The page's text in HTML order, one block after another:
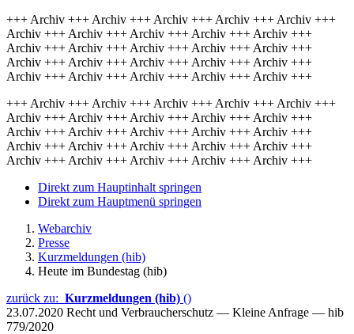
+++ Archiv +++ Archiv +++ Archiv +++ Archiv +++ Archiv +++
Archiv +++ Archiv +++ Archiv +++ Archiv +++ Archiv +++
Archiv +++ Archiv +++ Archiv +++ Archiv +++ Archiv +++
Archiv +++ Archiv +++ Archiv +++ Archiv +++ Archiv +++
Archiv +++ Archiv +++ Archiv +++ Archiv +++ Archiv +++
+++ Archiv +++ Archiv +++ Archiv +++ Archiv +++ Archiv +++
Archiv +++ Archiv +++ Archiv +++ Archiv +++ Archiv +++
Archiv +++ Archiv +++ Archiv +++ Archiv +++ Archiv +++
Archiv +++ Archiv +++ Archiv +++ Archiv +++ Archiv +++
Archiv +++ Archiv +++ Archiv +++ Archiv +++ Archiv +++
Direkt zum Hauptinhalt springen
Direkt zum Hauptmenü springen
Webarchiv
Presse
Kurzmeldungen (hib)
Heute im Bundestag (hib)
zurück zu: Kurzmeldungen (hib) ()
23.07.2020 Recht und Verbraucherschutz — Kleine Anfrage — hib
779/2020